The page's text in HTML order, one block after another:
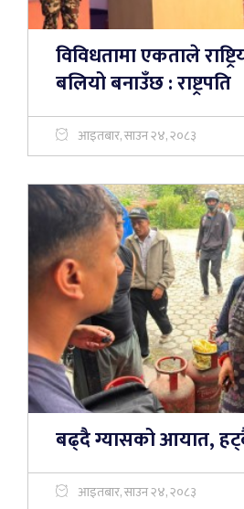
विविधतामा एकताले
बलियो बनाउँछ : राष्ट्रपति
आइतबार, साउन २४, २०८३
बढ्दै ग्यासको आयात,
आइतबार, साउन २४, २०८३